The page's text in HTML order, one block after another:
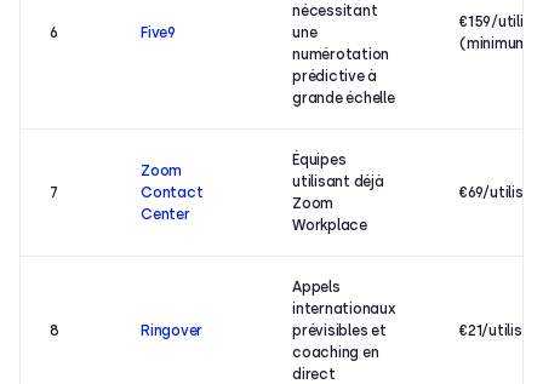
6 Five9
nécessitant
une
numérotation
prédictive à
grande échelle
€159/
(minimum
7
Zoom
Contact
Center
Équipes
utilisant déjà
Zoom
Workplace
€69/
8 Ringover
Appels
internationaux
prévisibles et
coaching en
direct
€21/